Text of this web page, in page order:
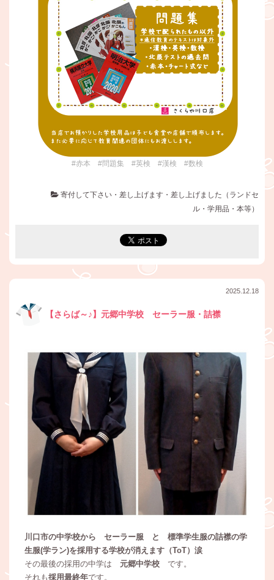
#赤本 #問題集 #英検 #漢検 #数検
寄付して下さい・差し上げます・差し上げました（ランドセ
ル・学用品・本等）
2025.12.18
【さらば～♪】元郷中学校 セーラー服・詰襟
川口市の中学校から セーラー服 と 標準学生服の詰襟の学
生服(学ラン)を採用する学校が消えます（ToT）涙
その最後の採用の中学は 元郷中学校 です。
それも採用最終年です。